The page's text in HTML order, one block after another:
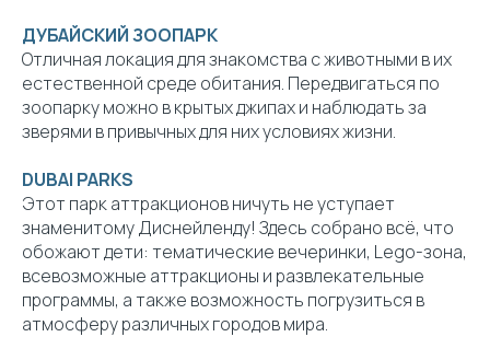
ДУБАЙСКИЙ ЗООПАРК
Отличная локация для знакомства с животными в их
естественной среде обитания. Передвигаться по
зоопарку можно в крытых джипах и наблюдать за
зверями в привычных для них условиях жизни.
DUBAI PARKS
Этот парк аттракционов ничуть не уступает
знаменитому Диснейленду! Здесь собрано всё, что
обожают дети: тематические вечеринки, Lego-зона,
всевозможные аттракционы и развлекательные
программы, а также возможность погрузиться в
атмосферу различных городов мира.